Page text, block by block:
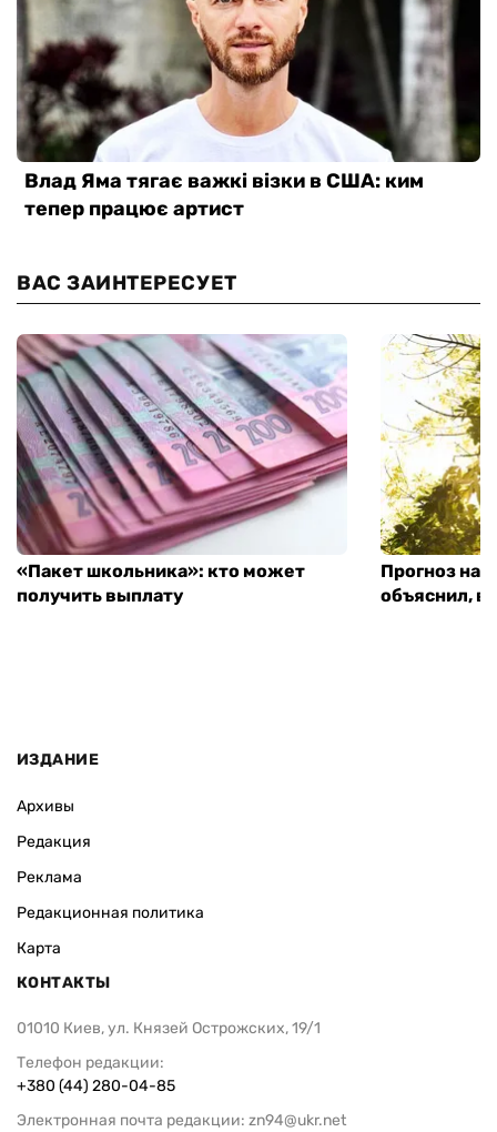
ВАС ЗАИНТЕРЕСУЕТ
«Пакет школьника»: кто может
получить выплату
Прогноз на
объяснил,
ИЗДАНИЕ
Архивы
Редакция
Реклама
Редакционная политика
Карта
КОНТАКТЫ
01010 Киев, ул. Князей Острожских, 19/1
Телефон редакции:
+380 (44) 280-04-85
Электронная почта редакции: zn94@ukr.net